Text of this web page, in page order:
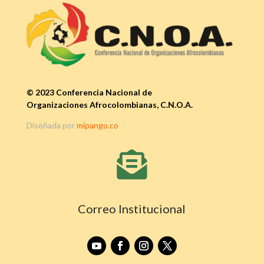
© 2023 Conferencia Nacional de
Organizaciones Afrocolombianas, C.N.O.A.
Diseñada pormipango.co

Correo Institucional